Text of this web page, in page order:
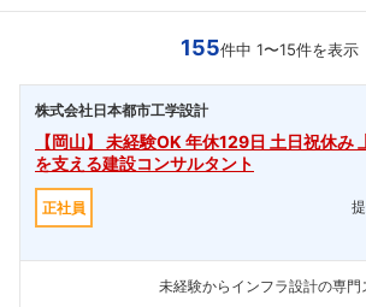
155件中 1〜15件を表示
株式会社日本都市工学設計
【岡山】 未経験OK 年休129日 土日祝休み
を支える建設コンサルタント
正社員
未経験からインフラ設計の専